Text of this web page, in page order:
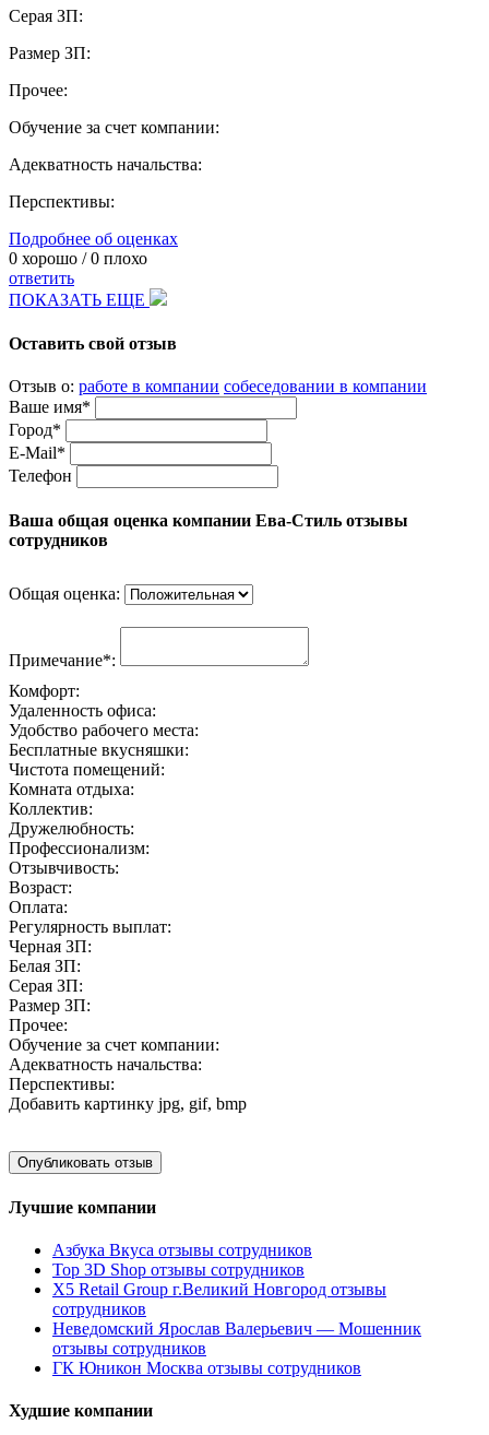
Серая ЗП:
Размер ЗП:
Прочее:
Обучение за счет компании:
Адекватность начальства:
Перспективы:
Подробнее об оценках
0 хорошо /0 плохо
ответить
ПОКАЗАТЬ ЕЩЕ
Оставить свой отзыв
Отзыв о: работе в компании собеседовании в компании
Ваше имя*
Город*
E-Mail*
Телефон
Ваша общая оценка компании Ева-Стиль отзывы
сотрудников
Общая оценка:
Примечание*:
Комфорт:
Удаленность офиса:
Удобство рабочего места:
Бесплатные вкусняшки:
Чистота помещений:
Комната отдыха:
Коллектив:
Дружелюбность:
Профессионализм:
Отзывчивость:
Возраст:
Оплата:
Регулярность выплат:
Черная ЗП:
Белая ЗП:
Серая ЗП:
Размер ЗП:
Прочее:
Обучение за счет компании:
Адекватность начальства:
Перспективы:
Добавить картинку jpg, gif, bmp
Лучшие компании
Азбука Вкуса отзывы сотрудников
Top 3D Shop отзывы сотрудников
X5 Retail Group г.Великий Новгород отзывы
сотрудников
Неведомский Ярослав Валерьевич — Мошенник
отзывы сотрудников
ГК Юникон Москва отзывы сотрудников
Худшие компании